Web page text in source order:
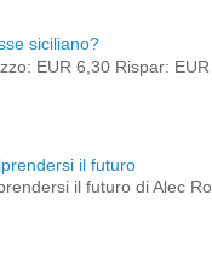
siciliano?
EUR 6,30 Rispar:
il futuro
il futuro di Alec